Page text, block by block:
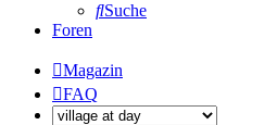
Suche
Foren
Magazin
FAQ